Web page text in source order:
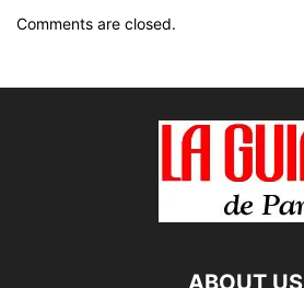
Comments are closed.
ABOUT US